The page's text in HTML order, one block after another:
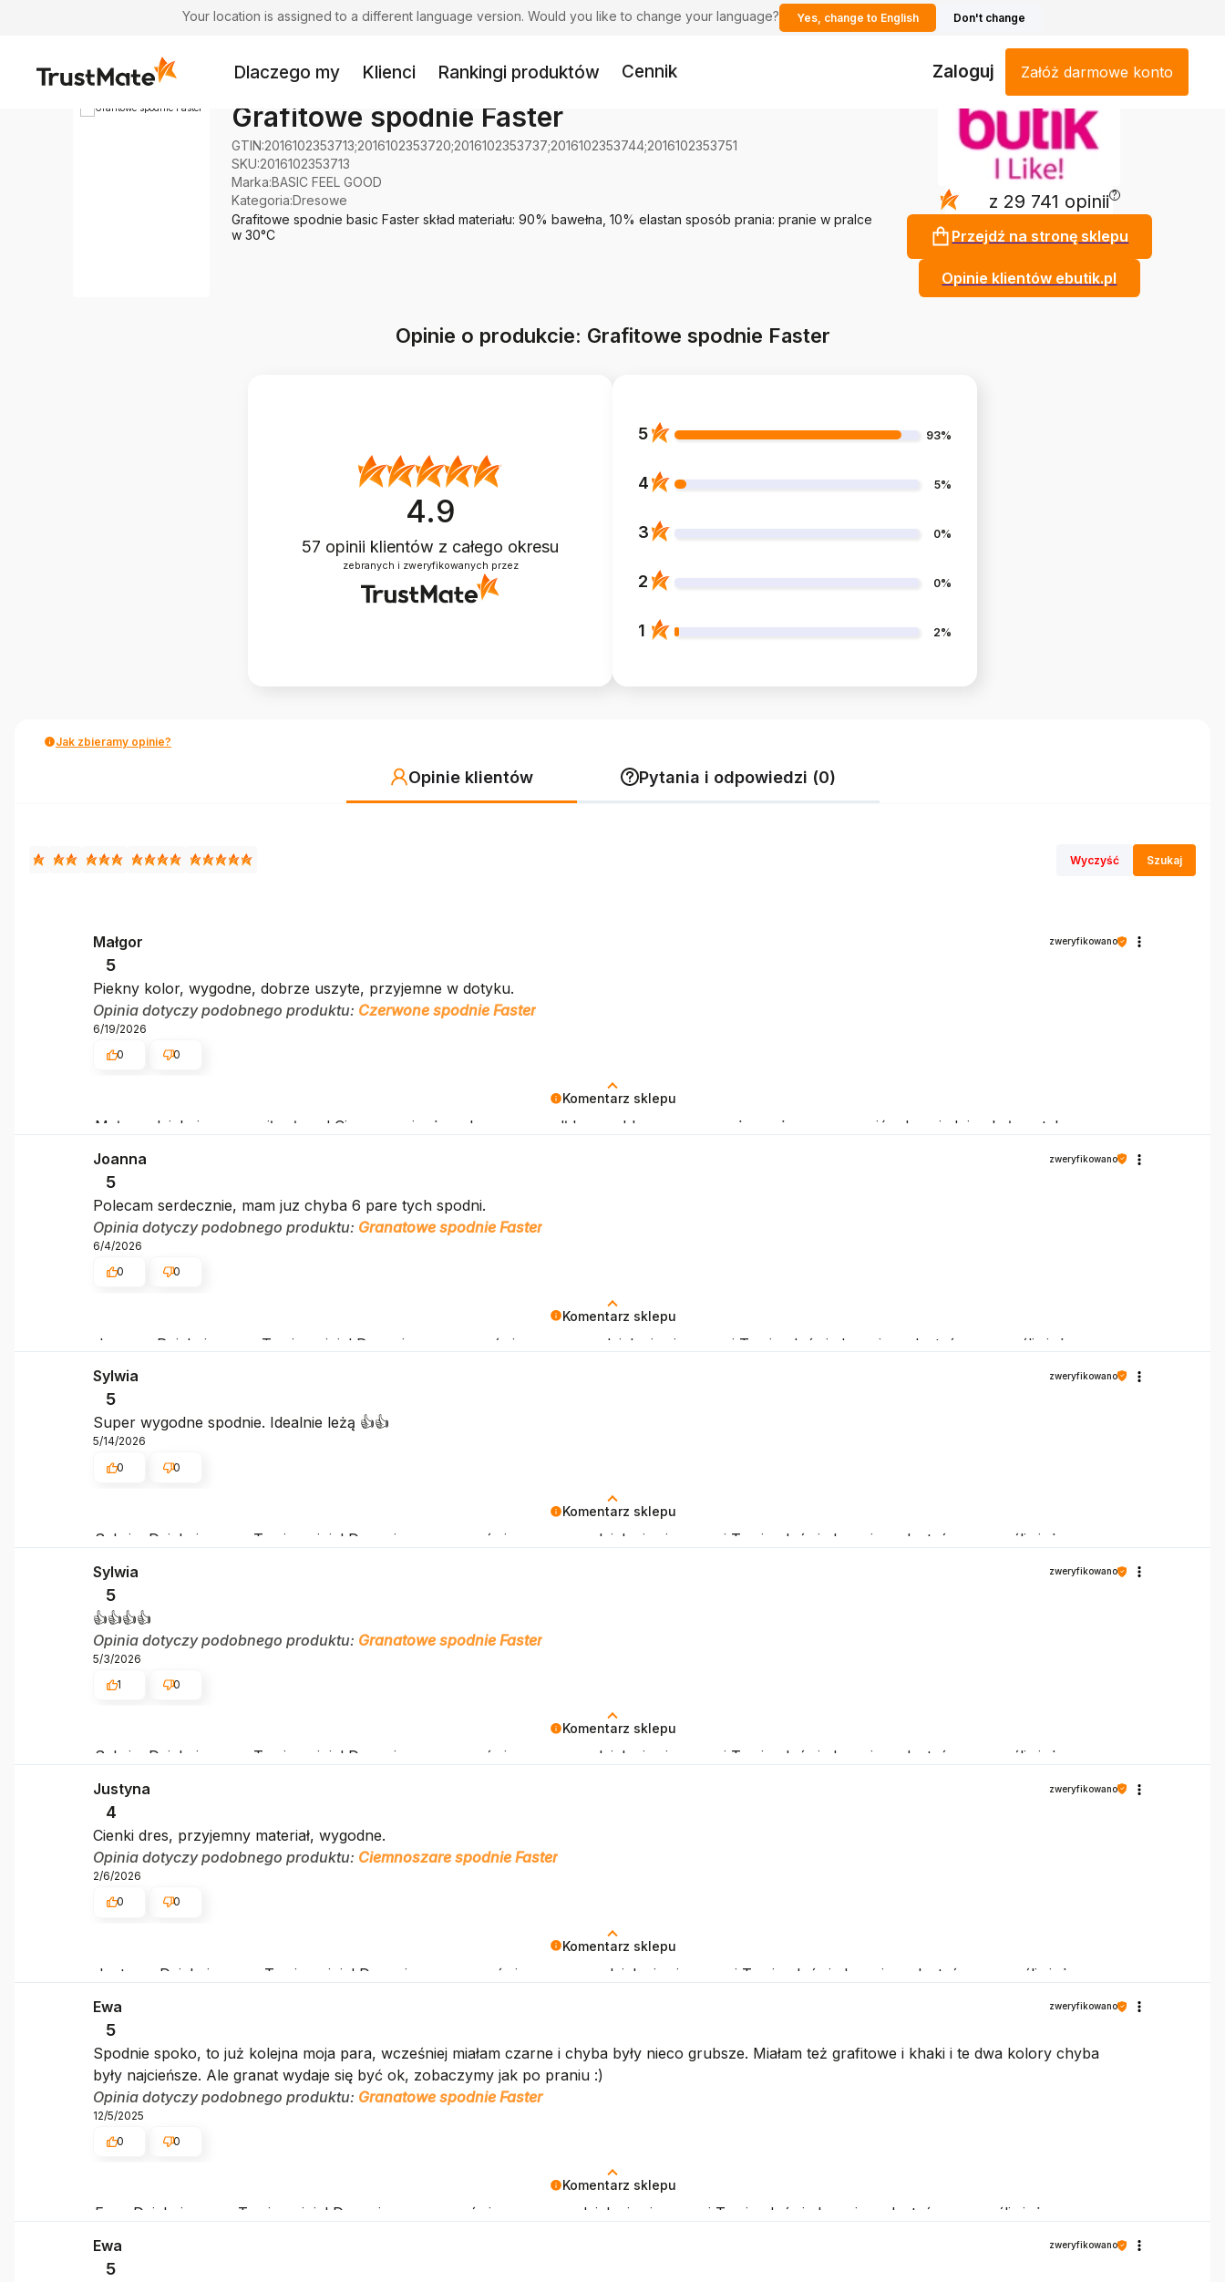
Your location is assigned to a different language version. Would you like to change your language? Yes, change to English Don't change
Dlaczego my Klienci Rankingi produktów Cennik Zaloguj Załóż darmowe konto
Grafitowe spodnie Faster
GTIN:2016102353713;2016102353720;2016102353737;2016102353744;2016102353751
SKU:2016102353713
Marka:BASIC FEEL GOOD
Kategoria:Dresowe
Grafitowe spodnie basic Faster skład materiału: 90% bawełna, 10% elastan sposób prania: pranie w pralce
w 30°C
z 29 741 opinii ?
Przejdź na stronę sklepu
Opinie klientów ebutik.pl
Opinie o produkcie: Grafitowe spodnie Faster
4.9
57 opinii klientów z całego okresu
zebranych i zweryfikowanych przez
5 93%
4 5%
3 0%
2 0%
1 2%
Jak zbieramy opinie?
Opinie klientów Pytania i odpowiedzi (0)
Wyczyść Szukaj
Komentarz sklepu
Małgor, dziękujemy za miłe słowa! Cieszymy się, że zakup przeszedł bezproblemowo, oraz, że możemy zapewnić odpowiednią obsługę tak
Małgor zweryfikowano
5
Piekny kolor, wygodne, dobrze uszyte, przyjemne w dotyku.
Opinia dotyczy podobnego produktu: Czerwone spodnie Faster
6/19/2026
0
0
Komentarz sklepu
Joanna, Dziękujemy za Twoją opinię! Doceniamy czas poświęcony na podzielenie się z nami Twoim doświadczeniem. Jesteśmy szczęśliwi, że mamy
takich klientów. Z pozdrowieniami, obsługa sklepu.
Joanna zweryfikowano
5
Polecam serdecznie, mam juz chyba 6 pare tych spodni.
Opinia dotyczy podobnego produktu: Granatowe spodnie Faster
6/4/2026
0
0
Komentarz sklepu
Sylwia, Dziękujemy za Twoją opinię! Doceniamy czas poświęcony na podzielenie się z nami Twoim doświadczeniem. Jesteśmy szczęśliwi, że mamy
Sylwia zweryfikowano
5
Super wygodne spodnie. Idealnie leżą 👍️👍️
5/14/2026
0
0
Komentarz sklepu
Sylwia, Dziękujemy za Twoją opinię! Doceniamy czas poświęcony na podzielenie się z nami Twoim doświadczeniem. Jesteśmy szczęśliwi, że mamy
Sylwia zweryfikowano
5
👍️👍️👍️👍️
Opinia dotyczy podobnego produktu: Granatowe spodnie Faster
5/3/2026
1
0
Komentarz sklepu
Justyna, Dziękujemy za Twoją opinię! Doceniamy czas poświęcony na podzielenie się z nami Twoim doświadczeniem. Jesteśmy szczęśliwi, że mamy
Justyna zweryfikowano
4
Cienki dres, przyjemny materiał, wygodne.
Opinia dotyczy podobnego produktu: Ciemnoszare spodnie Faster
2/6/2026
0
0
Komentarz sklepu
Ewa, Dziękujemy za Twoją opinię! Doceniamy czas poświęcony na podzielenie się z nami Twoim doświadczeniem. Jesteśmy szczęśliwi, że mamy
Ewa zweryfikowano
5
Spodnie spoko, to już kolejna moja para, wcześniej miałam czarne i chyba były nieco grubsze. Miałam też grafitowe i khaki i te dwa kolory chyba
były najcieńsze. Ale granat wydaje się być ok, zobaczymy jak po praniu :)
Opinia dotyczy podobnego produktu: Granatowe spodnie Faster
12/5/2025
0
0
Ewa zweryfikowano
5